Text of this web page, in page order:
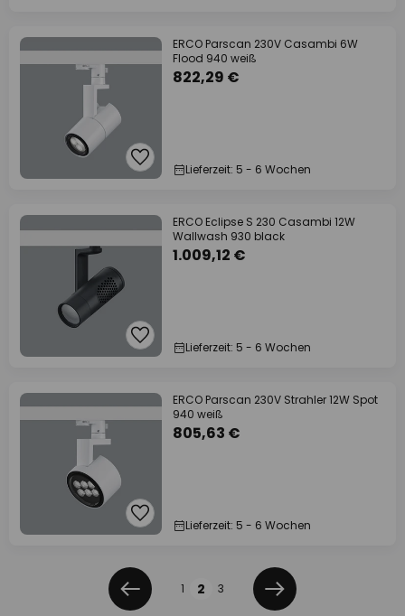
ERCO Parscan 230V Casambi 6W
Flood 940 weiß
822,29 €
Lieferzeit: 5 - 6 Wochen
ERCO Eclipse S 230 Casambi 12W
Wallwash 930 black
1.009,12 €
Lieferzeit: 5 - 6 Wochen
ERCO Parscan 230V Strahler 12W Spot
940 weiß
805,63 €
Lieferzeit: 5 - 6 Wochen
Zurück
1 2 3
Weiter